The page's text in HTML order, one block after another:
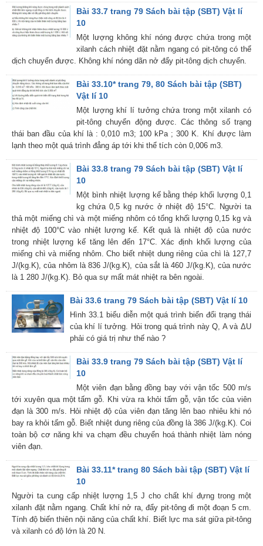
Bài 33.7 trang 79 Sách bài tập (SBT) Vật lí
10
Một lượng không khí nóng được chứa trong một
xilanh cách nhiệt đặt nằm ngang có pit-tông có thể
dịch chuyển được. Không khí nóng dãn nở đẩy pit-tông dịch chuyển.
Bài 33.10* trang 79, 80 Sách bài tập (SBT)
Vật lí 10
Một lượng khí lí tưởng chứa trong một xilanh có
pit-tông chuyển động được. Các thông số trạng
thái ban đầu của khí là : 0,010 m3; 100 kPa ; 300 K. Khí được làm
lạnh theo một quá trình đẳng áp tới khi thể tích còn 0,006 m3.
Bài 33.8 trang 79 Sách bài tập (SBT) Vật lí
10
Một bình nhiệt lượng kế bằng thép khối lượng 0,1
kg chứa 0,5 kg nước ở nhiệt độ 15°C. Người ta
thả một miếng chì và một miếng nhôm có tổng khối lượng 0,15 kg và
nhiệt độ 100°C vào nhiệt lượng kế. Kết quả là nhiệt độ của nước
trong nhiệt lượng kế tăng lên đến 17°C. Xác định khối lượng của
miếng chì và miếng nhôm. Cho biết nhiệt dung riêng của chì là 127,7
J/(kg.K), của nhôm là 836 J/(kg.K), của sắt là 460 J/(kg.K), của nước
là 1 280 J/(kg.K). Bỏ qua sự mất mát nhiệt ra bên ngoài.
Bài 33.6 trang 79 Sách bài tập (SBT) Vật lí 10
Hình 33.1 biểu diễn một quá trình biến đổi trạng thái
của khí lí tưởng. Hỏi trong quá trình này Q, A và ΔU
phải có giá trị như thế nào ?
Bài 33.9 trang 79 Sách bài tập (SBT) Vật lí
10
Một viên đạn bằng đồng bay với vận tốc 500 m/s
tới xuyên qua một tấm gỗ. Khi vừa ra khỏi tấm gỗ, vận tốc của viên
đạn là 300 m/s. Hỏi nhiệt độ của viên đạn tăng lên bao nhiêu khi nó
bay ra khỏi tấm gỗ. Biết nhiệt dung riêng của đồng là 386 J/(kg.K). Coi
toàn bộ cơ năng khi va chạm đều chuyển hoá thành nhiệt làm nóng
viên đạn.
Bài 33.11* trang 80 Sách bài tập (SBT) Vật lí
10
Người ta cung cấp nhiệt lượng 1,5 J cho chất khí đựng trong một
xilanh đặt nằm ngang. Chất khí nở ra, đẩy pit-tông đi một đoạn 5 cm.
Tính độ biến thiên nội năng của chất khí. Biết lực ma sát giữa pit-tông
và xilanh có độ lớn là 20 N.